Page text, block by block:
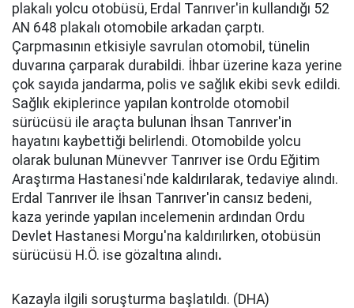
plakalı yolcu otobüsü, Erdal Tanrıver'in kullandığı 52
AN 648 plakalı otomobile arkadan çarptı.
Çarpmasının etkisiyle savrulan otomobil, tünelin
duvarına çarparak durabildi. İhbar üzerine kaza yerine
çok sayıda jandarma, polis ve sağlık ekibi sevk edildi.
Sağlık ekiplerince yapılan kontrolde otomobil
sürücüsü ile araçta bulunan İhsan Tanrıver'in
hayatını kaybettiği belirlendi. Otomobilde yolcu
olarak bulunan Münevver Tanrıver ise Ordu Eğitim
Araştırma Hastanesi'nde kaldırılarak, tedaviye alındı.
Erdal Tanrıver ile İhsan Tanrıver'in cansız bedeni,
kaza yerinde yapılan incelemenin ardından Ordu
Devlet Hastanesi Morgu'na kaldırılırken, otobüsün
sürücüsü H.Ö. ise gözaltına alındı.
Kazayla ilgili soruşturma başlatıldı. (DHA)